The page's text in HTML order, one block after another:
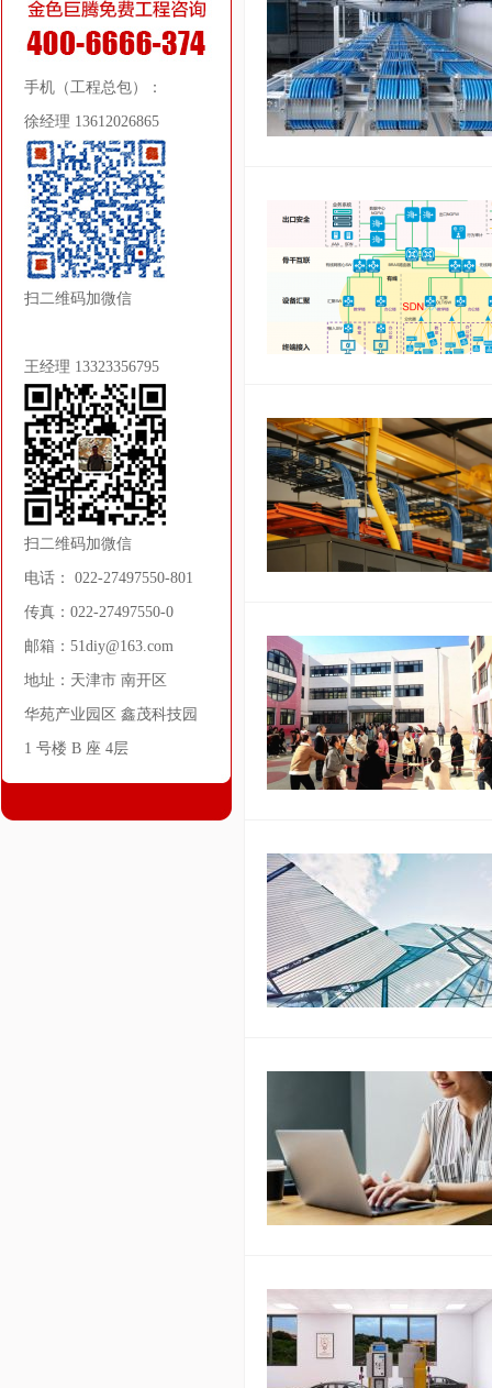
手机（工程总包）：
徐经理 13612026865
扫二维码加微信
王经理 13323356795
扫二维码加微信
电话： 022-27497550-801
传真：022-27497550-0
邮箱：51diy@163.com
地址：天津市 南开区
华苑产业园区 鑫茂科技园
1 号楼 B 座 4层